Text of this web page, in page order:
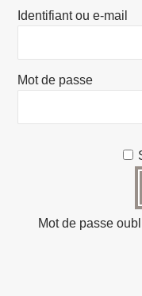
Identifiant ou e-mail
Mot de passe
Mot de passe